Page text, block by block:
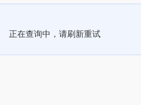
正在查询中，请刷新重试